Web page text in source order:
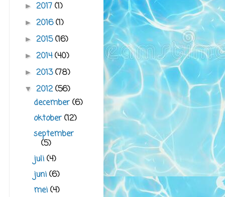
► 2017 (1)
► 2016(1)
► 2015(16)
► 2014(40)
► 2013(78)
▼ 2012(56)
december(6)
oktober(12)
september
(5)
juli(4)
juni(6)
mei(4)